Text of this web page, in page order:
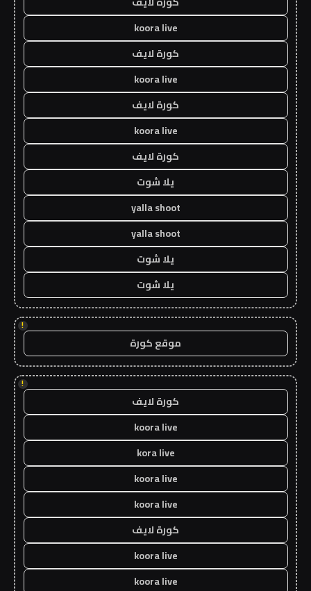
koora live
كورة لايف
koora live
كورة لايف
koora live
كورة لايف
يلا شوت
yalla shoot
yalla shoot
يلا شوت
يلا شوت
!
موقع كورة
!
كورة لايف
koora live
kora live
koora live
koora live
كورة لايف
koora live
koora live